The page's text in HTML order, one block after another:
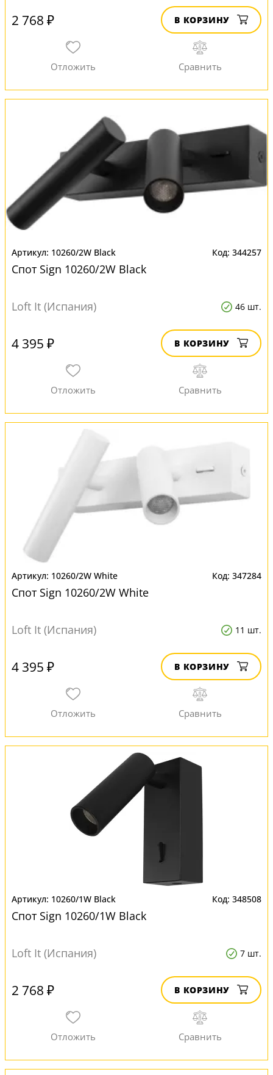
2 768 ₽ В КОРЗИНУ
10260/2W Black 344257
Спот Sign 10260/2W Black
Loft It (Испания) 46 шт.
4 395 ₽ В КОРЗИНУ
10260/2W White 347284
Спот Sign 10260/2W White
Loft It (Испания) 11 шт.
4 395 ₽ В КОРЗИНУ
10260/1W Black 348508
Спот Sign 10260/1W Black
Loft It (Испания) 7 шт.
2 768 ₽ В КОРЗИНУ